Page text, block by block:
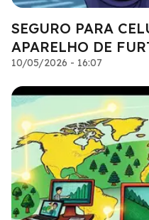
SEGURO PARA
APARELHO DE
10/05/2026 - 16:07